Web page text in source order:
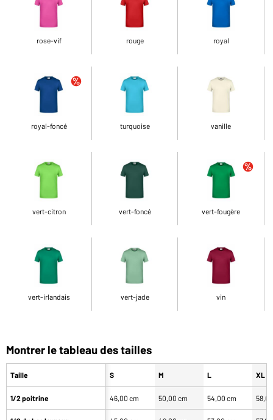
rose-vif rouge royal
royal-foncé turquoise vanille
vert-citron vert-foncé vert-fougère
vert-irlandais vert-jade vin
Montrer le tableau des tailles
Taille
1/2 poitrine
S M L XL
46,00 cm 50,00 cm 54,00 cm